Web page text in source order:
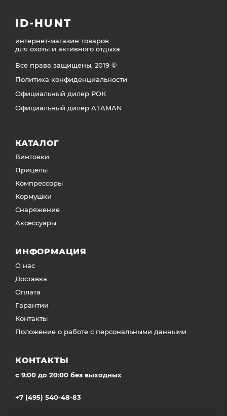
ID-HUNT
интернет-магазин товаров
для охоты и активного отдыха
Все права защищены, 2019 ©
Политика конфиденциальности
Официальный дилер РОК
Официальный дилер ATAMAN
КАТАЛОГ
Винтовки
Прицелы
Компрессоры
Кормушки
Снаряжение
Аксессуары
ИНФОРМАЦИЯ
О нас
Доставка
Оплата
Гарантии
Контакты
Положение о работе с персональными данными
КОНТАКТЫ
c 9:00 до 20:00 без выходных
+7 (495) 540-48-83